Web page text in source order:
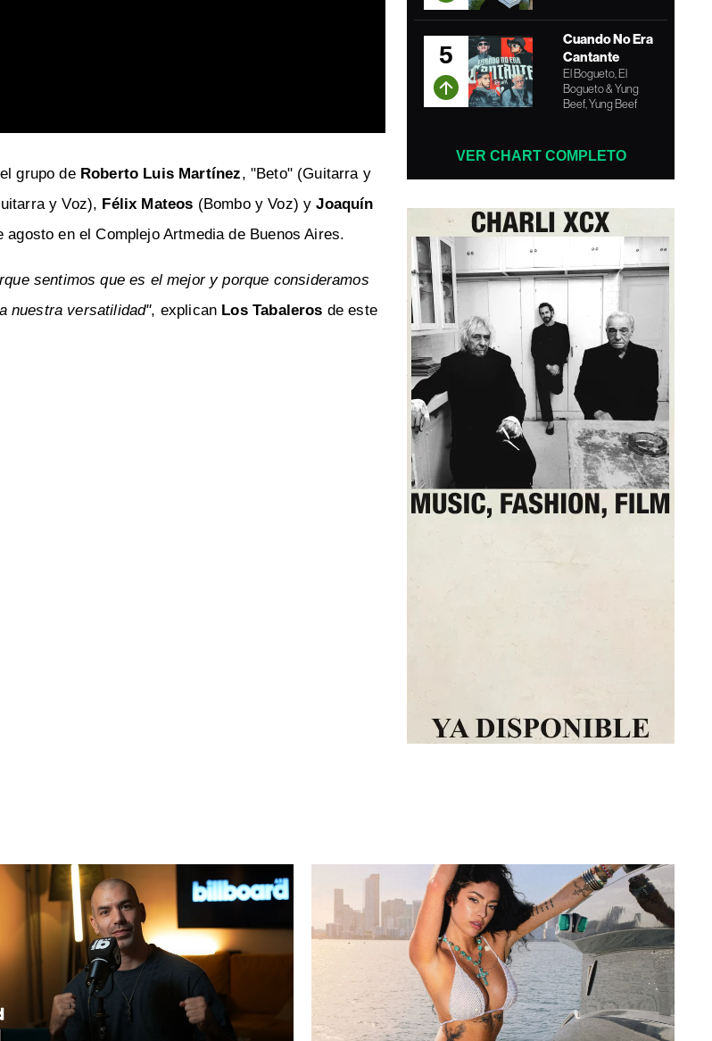
grupo de Roberto Luis Martínez, "Beto" (Guitarra y
y Voz), Félix Mateos (Bombo y Voz) y Joaquín
en el Complejo Artmedia de Buenos Aires.
sentimos que es el mejor y porque consideramos
nuestra versatilidad", explican Los Tabaleros de este
5
Cuando No Era
Cantante
El Bogueto, El
Bogueto & Yung
Beef, Yung Beef
VER CHART COMPLETO